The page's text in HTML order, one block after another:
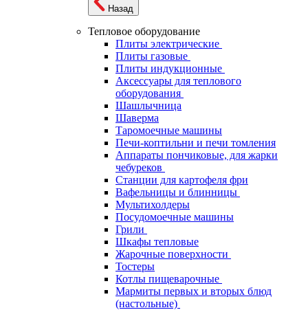
Назад
Тепловое оборудование
Плиты электрические
Плиты газовые
Плиты индукционные
Аксессуары для теплового
оборудования
Шашлычница
Шаверма
Таромоечные машины
Печи-коптильни и печи томления
Аппараты пончиковые, для жарки
чебуреков
Станции для картофеля фри
Вафельницы и блинницы
Мультихолдеры
Посудомоечные машины
Грили
Шкафы тепловые
Жарочные поверхности
Тостеры
Котлы пищеварочные
Мармиты первых и вторых блюд
(настольные)